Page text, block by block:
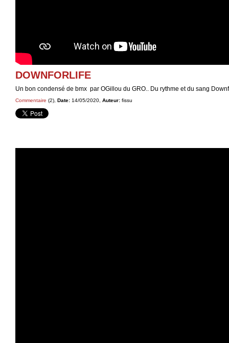
DOWNFORLIFE
Un bon condensé de bmx par OGillou du GRO.. Du rythme et du sang
Commentaire (2), Date: 14/05/2020, Auteur: fissu